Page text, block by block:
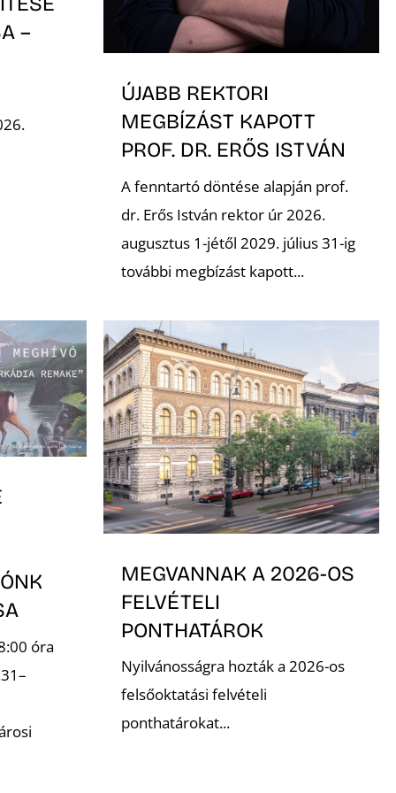
–
ÚJABB REKTORI
MEGBÍZÁST KAPOTT
PROF. DR. ERŐS ISTVÁN
A fenntartó döntése alapján prof.
dr. Erős István rektor úr 2026.
augusztus 1-jétől 2029. július 31-ig
további megbízást kapott...
óra
MEGVANNAK A 2026-OS
FELVÉTELI
PONTHATÁROK
Nyilvánosságra hozták a 2026-os
felsőoktatási felvételi
ponthatárokat...